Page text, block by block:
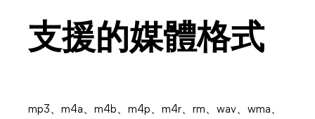
支援的媒體格式
mp3、m4a、m4b、m4p、m4r、rm、wav、wma、